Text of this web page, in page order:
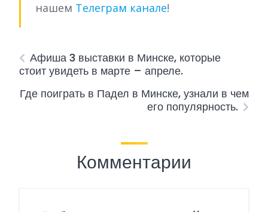
нашем Телеграм канале!
Афиша 3 выставки в Минске, которые
стоит увидеть в марте – апреле.
Где поиграть в Падел в Минске, узнали в чем
его популярность.
Комментарии